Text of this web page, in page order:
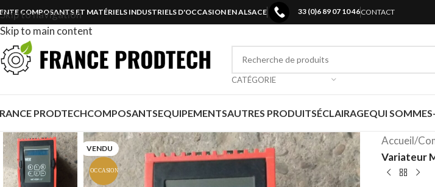
Skip to navigation
Skip to main content
COMPOSANTS ET MATÉRIELS INDUSTRIELS D'OCCASION EN ALSACE 33 (0)6 89 07 10 46CONTACT
CATÉGORIE
PRODTECHCOMPOSANTSEQUIPEMENTSAUTRES PRODUITSÉCLAIRAGEQUI
VENDU
Accueil/
Variateur